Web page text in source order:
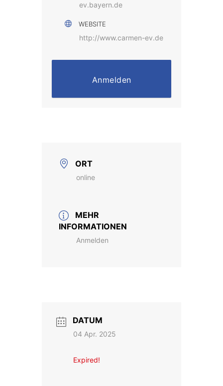
ev.bayern.de
WEBSITE
http://www.carmen-ev.de
Anmelden
ORT
online
MEHR
INFORMATIONEN
Anmelden
DATUM
04 Apr. 2025
Expired!